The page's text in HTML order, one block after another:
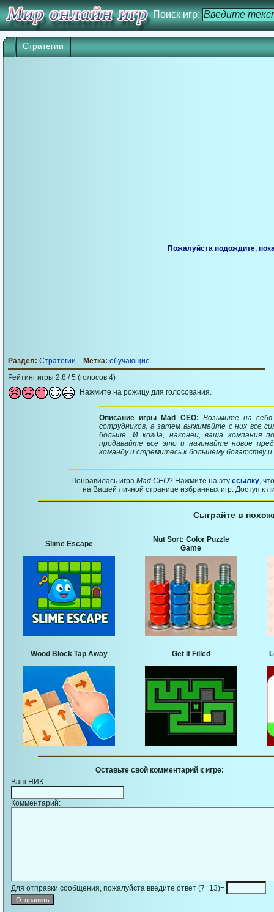
Поиск игр:
Стратегии
Игра начнется через 25 сек. Кликните
Раздел: Стратегии Метка: обучающие
Рейтинг игры 2.8 / 5 (голосов 4)
Нажмите на рожицу для голосования.
Описание игры Mad CEO: Возьмите на
сотрудников, а затем выжимайте с них все
больше. И когда, наконец, ваша компания
продавайте все это и начинайте новое
команду и стремитесь к большему богатству и
Понравилась игра Mad CEO? Нажмите на эту ссылку,
на Вашей личной странице избранных игр. Доступ к
Сыграйте в
Slime Escape
Nut Sort: Color Puzzle
Game
Wood Block Tap Away Get It Filled
Оставьте свой комментарий к игре:
Ваш НИК:
Комментарий:
Для отправки сообщения, пожалуйста введите ответ (7+13)=